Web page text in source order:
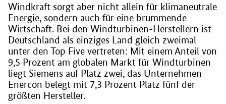
Windkraft sorgt aber nicht allein für klimaneutrale
Energie, sondern auch für eine brummende
Wirtschaft. Bei den Windturbinen-Herstellern ist
Deutschland als einziges Land gleich zweimal
unter den Top Five vertreten: Mit einem Anteil von
9,5 Prozent am globalen Markt für Windturbinen
liegt Siemens auf Platz zwei, das Unternehmen
Enercon belegt mit 7,3 Prozent Platz fünf der
größten Hersteller.